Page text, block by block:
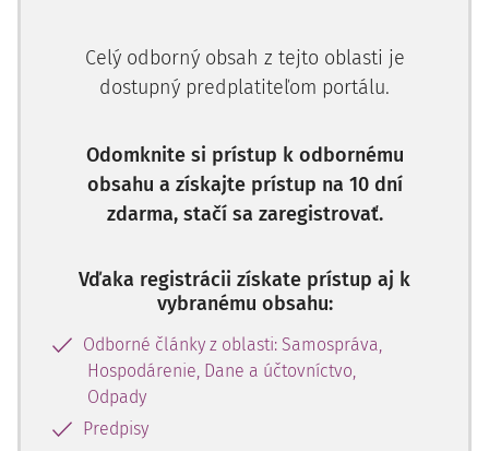
Daňový subjekt bol správcom dane vyzvaný, aby
predložil dôkaz - listinu, ktorú má v držbe a zároveň
nesúhlasil s tým, že ide o súkromnú listinu. Konal
príslušný správca dane v súlade s platným právom?
ods. 1daňového poriadkuide o skutočnosti, ktoré sú
potrebné a majú vplyv na správne určenie daňovej
povinnosti alebo majú vzťah k predmetu daňového
konania. Pokiaľ je daňový subjekt vyzvaný na
predloženie dôkazných prostriedkov počas daňovej
kontroly alebo kedykoľvek počas daňového konania
Celý odborný obsah z tejto oblasti je
dostupný predplatiteľom portálu.
Odomknite si prístup k odbornému
obsahu a získajte prístup na 10 dní
zdarma, stačí sa zaregistrovať.
Vďaka registrácii získate prístup aj k
vybranému obsahu:
Odborné články z oblasti: Samospráva,
Hospodárenie, Dane a účtovníctvo,
Odpady
Predpisy